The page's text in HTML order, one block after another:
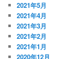
2021年5月
2021年4月
2021年3月
2021年2月
2021年1月
2020年12月